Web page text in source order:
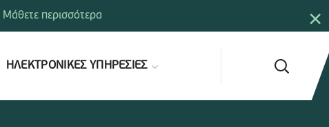
ΗΛΕΚΤΡΟΝΙΚΕΣ ΥΠΗΡΕΣΙΕΣ
×
Μάθετε περισσότερα